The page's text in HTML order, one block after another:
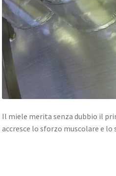
Il miele merita senza dubbio il
accresce lo sforzo muscolare e